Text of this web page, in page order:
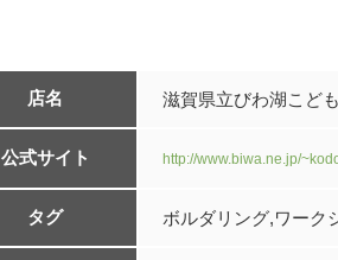
店名 滋賀県立びわ湖こど
公式サイト http://www.biwa.ne.jp/
タグ ボルダリング,ワーク